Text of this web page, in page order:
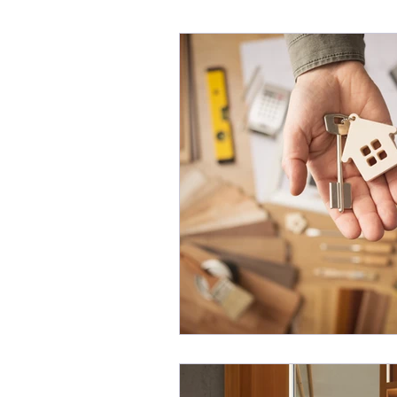
Blog Fabio Melis
Immobili In TRATTATIVA /
Mercato Immobiliare
Consulenza Immobiliare
Consigli per Vendere Casa